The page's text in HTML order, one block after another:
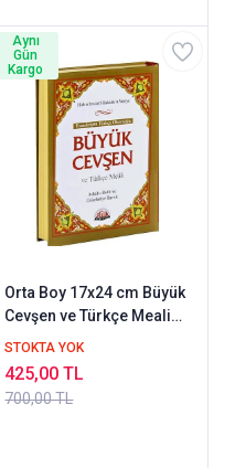
Orta Boy 17x24 cm Büyük
Cevşen ve Türkçe Meali
Türkçe Okunuşlu Sağlam
STOKTA YOK
700,00 TL
425,00 TL
Aynı
Gün
Kargo